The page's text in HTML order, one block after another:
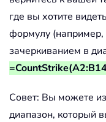
где вы хотите
формулу (например,
зачеркиванием в
Совет: Вы можете
диапазон, который